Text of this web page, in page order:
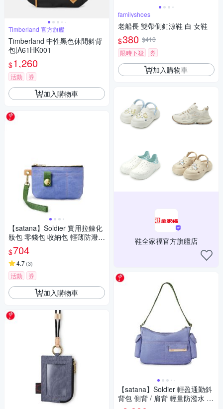
Timberland 官方旗艦
Timberland 中性黑色休閒斜背
包|A61HK001
$1,260
活動 券
加入購物車
【satana】Soldier 實用拉鍊化
妝包 零錢包 收納包 輕薄防潑水
台灣製 SOS1395 - 長春花藍
$704
4.7(3)
活動 券
加入購物車
familyshoes
老船長 雙帶側釦涼鞋 白 女鞋
$380 $413
限時下殺
券
加入購物車
鞋全家福官方旗艦店
【satana】Soldier 輕盈通勤斜
背包 側背 / 肩背 輕量防潑水 11